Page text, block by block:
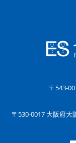
〒543-
〒530-0017 大阪府大